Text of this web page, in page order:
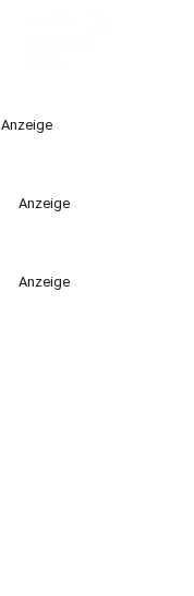
Anzeige
Anzeige
Anzeige